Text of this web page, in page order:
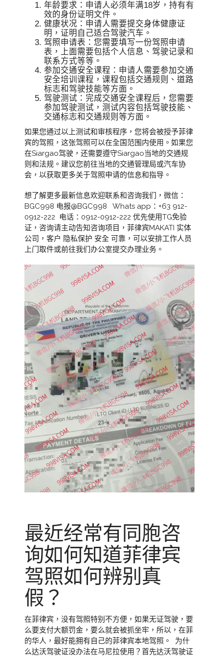
年龄要求：申请人必须年满18岁，持有有
效的身份证明文件。
健康状况：申请人需要提交身体健康证
明，证明自己适合驾驶汽车。
驾照申请表：您需要填写一份驾照申请
表，上面需要包括个人信息、驾驶记录和
联系方式等等。
参加交通安全课程：申请人需要参加交通
安全培训课程，课程包括交通规则、道路
标志和驾驶技能等方面。
驾驶测试：完成交通安全课程后，您需要
参加驾驶测试，测试内容包括驾驶技能、
交通标志和交通规则等方面。
如果您通过以上测试和审核程序，您将会被授予菲律
宾的驾照，这张驾照可以在全国范围内使用。如果您
在Siargao驾驶，还需要遵守Siargao当地的交通规
则和法规。建议您前往当地的交通管理局或汽车协
会，以获取更多关于驾照申请的信息和指导。
想了解更多最新信息欢迎联系和咨询我们，微信：
BGC998 电报@BGC998 Whats app：+63 912-
0912-222 电话：0912-0912-222 优先使用TG免验
证，咨询请主动告知咨询项目，菲律宾MAKATI 实体
公司，客户 隐私保护 安全 可靠，可以安排工作人员
上门取件或前往我们办公室提交办理业务。
最近经常有同胞咨
询如何知道菲律宾
驾照如何辨别真
假？
在菲律宾，没有驾照特别不方便，如果无证驾驶，要
么要支付大额罚金，要么就会被抓坐牢，所以，在菲
的华人，最好能拥有自己的菲律宾本地驾照。 为什
么达沃驾驶证没办法在马尼拉使用？首先达沃驾驶证